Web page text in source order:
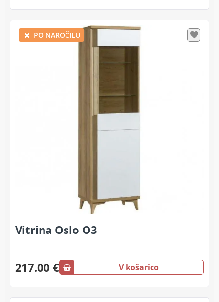
PO NAROČILU
Vitrina Oslo O3
217.00 € V košarico